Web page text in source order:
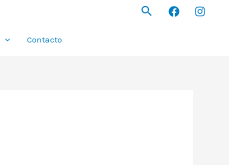
Buscar
Contacto